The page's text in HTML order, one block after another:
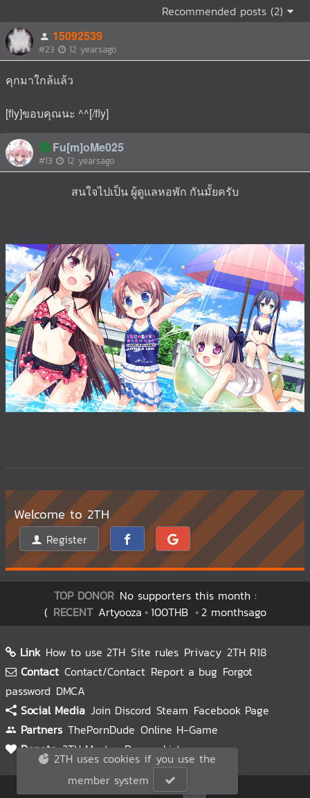
Recommended posts (2)
15092539
#23 12 yearsago
คุกมาใกล้แล้ว
[fly]ขอบคุณนะ ^^[/fly]
Ⓜ️ Fu[m]oMe025
#13 12 yearsago
สนใจไปเป็น ผู้ดูแลหอพัก กันมั้ยครับ
Welcome to 2TH
Register
TOP DONOR No supporters this month :
( RECENT Artyooza 100THB 2 monthsago
Link How to use 2TH Site rules Privacy 2TH R18
Contact Contact/Contact Report a bug Forgot
password DMCA
Social Media Join Discord Steam Facebook Page
Partners ThePornDude Online H-Game
Donate 2TH Master Donors List
© 2TH 🥚2026
2TH uses cookies if you use the
member system